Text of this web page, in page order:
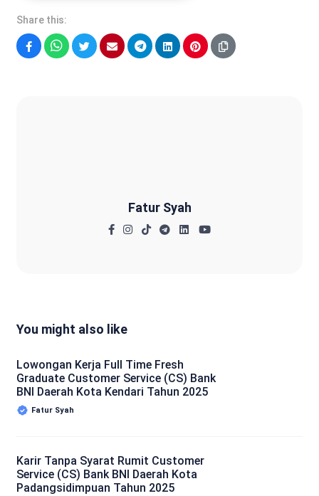
Share this:
Fatur Syah
You might also like
Lowongan Kerja Full Time Fresh
Graduate Customer Service (CS) Bank
BNI Daerah Kota Kendari Tahun 2025
Fatur Syah
Karir Tanpa Syarat Rumit Customer
Service (CS) Bank BNI Daerah Kota
Padangsidimpuan Tahun 2025